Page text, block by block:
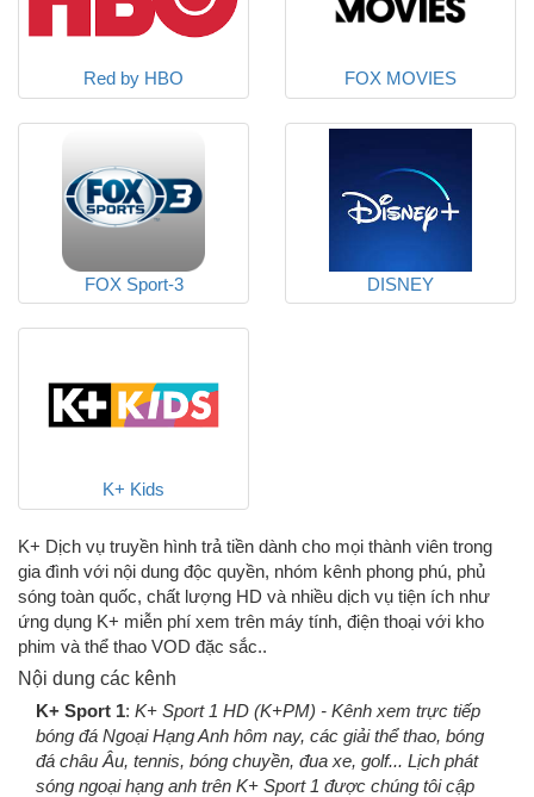
Red by HBO FOX MOVIES
FOX Sport-3 DISNEY
K+ Kids
K+ Dịch vụ truyền hình trả tiền dành cho mọi thành viên trong
gia đình với nội dung độc quyền, nhóm kênh phong phú, phủ
sóng toàn quốc, chất lượng HD và nhiều dịch vụ tiện ích như
ứng dụng K+ miễn phí xem trên máy tính, điện thoại với kho
phim và thể thao VOD đặc sắc..
Nội dung các kênh
K+ Sport 1: K+ Sport 1 HD (K+PM) - Kênh xem trực tiếp
bóng đá Ngoại Hạng Anh hôm nay, các giải thể thao, bóng
đá châu Âu, tennis, bóng chuyền, đua xe, golf... Lịch phát
sóng ngoại hạng anh trên K+ Sport 1 được chúng tôi cập